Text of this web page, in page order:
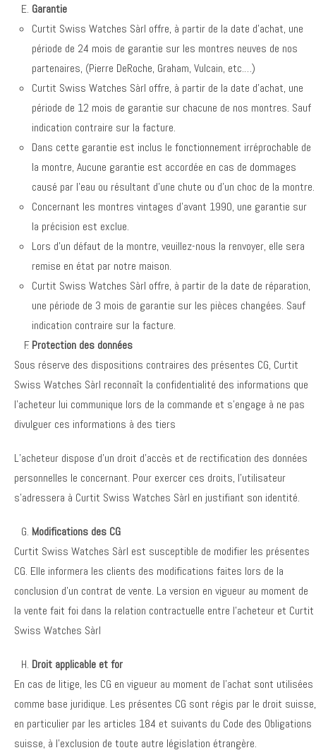
Garantie
Curtit Swiss Watches Sàrl offre, à partir de la date d’achat, une
période de 24 mois de garantie sur les montres neuves de nos
partenaires, (Pierre DeRoche, Graham, Vulcain, etc.…)
Curtit Swiss Watches Sàrl offre, à partir de la date d’achat, une
période de 12 mois de garantie sur chacune de nos montres. Sauf
indication contraire sur la facture.
Dans cette garantie est inclus le fonctionnement irréprochable de
la montre, Aucune garantie est accordée en cas de dommages
causé par l’eau ou résultant d’une chute ou d’un choc de la montre.
Concernant les montres vintages d’avant 1990, une garantie sur
la précision est exclue.
Lors d’un défaut de la montre, veuillez-nous la renvoyer, elle sera
remise en état par notre maison.
Curtit Swiss Watches Sàrl offre, à partir de la date de réparation,
une période de 3 mois de garantie sur les pièces changées. Sauf
indication contraire sur la facture.
Protection des données
Sous réserve des dispositions contraires des présentes CG, Curtit
Swiss Watches Sàrl reconnaît la confidentialité des informations que
l’acheteur lui communique lors de la commande et s’engage à ne pas
divulguer ces informations à des tiers
L’acheteur dispose d’un droit d’accès et de rectification des données
personnelles le concernant. Pour exercer ces droits, l’utilisateur
s’adressera à Curtit Swiss Watches Sàrl en justifiant son identité.
Modifications des CG
Curtit Swiss Watches Sàrl est susceptible de modifier les présentes
CG. Elle informera les clients des modifications faites lors de la
conclusion d’un contrat de vente. La version en vigueur au moment de
la vente fait foi dans la relation contractuelle entre l’acheteur et Curtit
Swiss Watches Sàrl
Droit applicable et for
En cas de litige, les CG en vigueur au moment de l’achat sont utilisées
comme base juridique. Les présentes CG sont régis par le droit suisse,
en particulier par les articles 184 et suivants du Code des Obligations
suisse, à l’exclusion de toute autre législation étrangère.